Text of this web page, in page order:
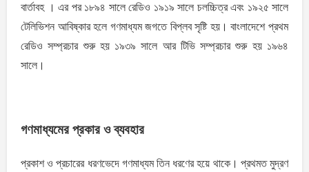
বার্তাবহ । এর পর ১৮৯৪ সালে রেডিও ১৯১৯ সালে চলচ্চিত্র এবং ১৯২৫ সালে
টেলিভিশন আবিষ্কার হলে গণমাধ্যম জগতে বিপ্লব সৃষ্টি হয়। বাংলাদেশে প্রথম
রেডিও সম্প্রচার শুরু হয় ১৯৩৯ সালে আর টিভি সম্প্রচার শুরু হয় ১৯৬৪
সালে।
গণমাধ্যমের প্রকার ও ব্যবহার
প্রকাশ ও প্রচারের ধরণভেদে গণমাধ্যম তিন ধরণের হয়ে থাকে। প্রথমত মুদ্রণ